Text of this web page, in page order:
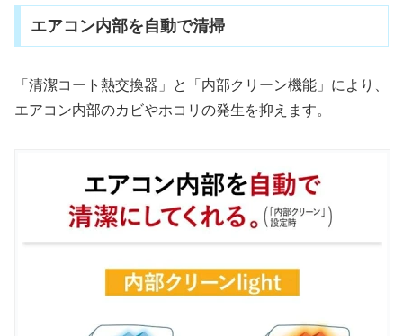
エアコン内部を自動で清掃
「清潔コート熱交換器」と「内部クリーン機能」により、
エアコン内部のカビやホコリの発生を抑えます。